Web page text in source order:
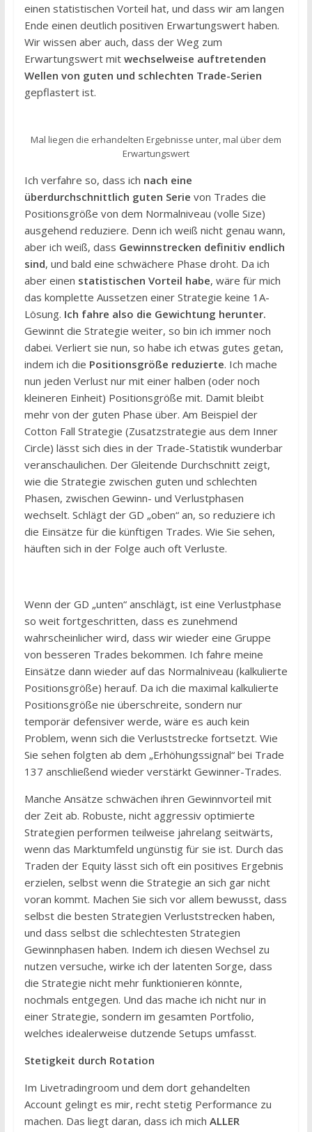
einen statistischen Vorteil hat, und dass wir am langen
Ende einen deutlich positiven Erwartungswert haben.
Wir wissen aber auch, dass der Weg zum
Erwartungswert mit wechselweise auftretenden
Wellen von guten und schlechten Trade-Serien
gepflastert ist.
Mal liegen die erhandelten Ergebnisse unter, mal über dem
Erwartungswert
Ich verfahre so, dass ich nach eine
überdurchschnittlich guten Serie von Trades die
Positionsgröße von dem Normalniveau (volle Size)
ausgehend reduziere. Denn ich weiß nicht genau wann,
aber ich weiß, dass Gewinnstrecken definitiv endlich
sind, und bald eine schwächere Phase droht. Da ich
aber einen statistischen Vorteil habe, wäre für mich
das komplette Aussetzen einer Strategie keine 1A-
Lösung. Ich fahre also die Gewichtung herunter.
Gewinnt die Strategie weiter, so bin ich immer noch
dabei. Verliert sie nun, so habe ich etwas gutes getan,
indem ich die Positionsgröße reduzierte. Ich mache
nun jeden Verlust nur mit einer halben (oder noch
kleineren Einheit) Positionsgröße mit. Damit bleibt
mehr von der guten Phase über. Am Beispiel der
Cotton Fall Strategie (Zusatzstrategie aus dem Inner
Circle) lässt sich dies in der Trade-Statistik wunderbar
veranschaulichen. Der Gleitende Durchschnitt zeigt,
wie die Strategie zwischen guten und schlechten
Phasen, zwischen Gewinn- und Verlustphasen
wechselt. Schlägt der GD „oben“ an, so reduziere ich
die Einsätze für die künftigen Trades. Wie Sie sehen,
häuften sich in der Folge auch oft Verluste.
Wenn der GD „unten“ anschlägt, ist eine Verlustphase
so weit fortgeschritten, dass es zunehmend
wahrscheinlicher wird, dass wir wieder eine Gruppe
von besseren Trades bekommen. Ich fahre meine
Einsätze dann wieder auf das Normalniveau (kalkulierte
Positionsgröße) herauf. Da ich die maximal kalkulierte
Positionsgröße nie überschreite, sondern nur
temporär defensiver werde, wäre es auch kein
Problem, wenn sich die Verluststrecke fortsetzt. Wie
Sie sehen folgten ab dem „Erhöhungssignal“ bei Trade
137 anschließend wieder verstärkt Gewinner-Trades.
Manche Ansätze schwächen ihren Gewinnvorteil mit
der Zeit ab. Robuste, nicht aggressiv optimierte
Strategien performen teilweise jahrelang seitwärts,
wenn das Marktumfeld ungünstig für sie ist. Durch das
Traden der Equity lässt sich oft ein positives Ergebnis
erzielen, selbst wenn die Strategie an sich gar nicht
voran kommt. Machen Sie sich vor allem bewusst, dass
selbst die besten Strategien Verluststrecken haben,
und dass selbst die schlechtesten Strategien
Gewinnphasen haben. Indem ich diesen Wechsel zu
nutzen versuche, wirke ich der latenten Sorge, dass
die Strategie nicht mehr funktionieren könnte,
nochmals entgegen. Und das mache ich nicht nur in
einer Strategie, sondern im gesamten Portfolio,
welches idealerweise dutzende Setups umfasst.
Stetigkeit durch Rotation
Im Livetradingroom und dem dort gehandelten
Account gelingt es mir, recht stetig Performance zu
machen. Das liegt daran, dass ich mich ALLER